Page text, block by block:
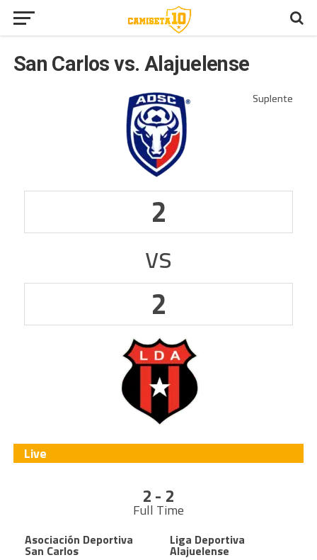
San Carlos vs. Alajuelense
2
vs
2
Live
2 - 2
Full Time
Asociación Deportiva
San Carlos
Liga Deportiva
Alajuelense